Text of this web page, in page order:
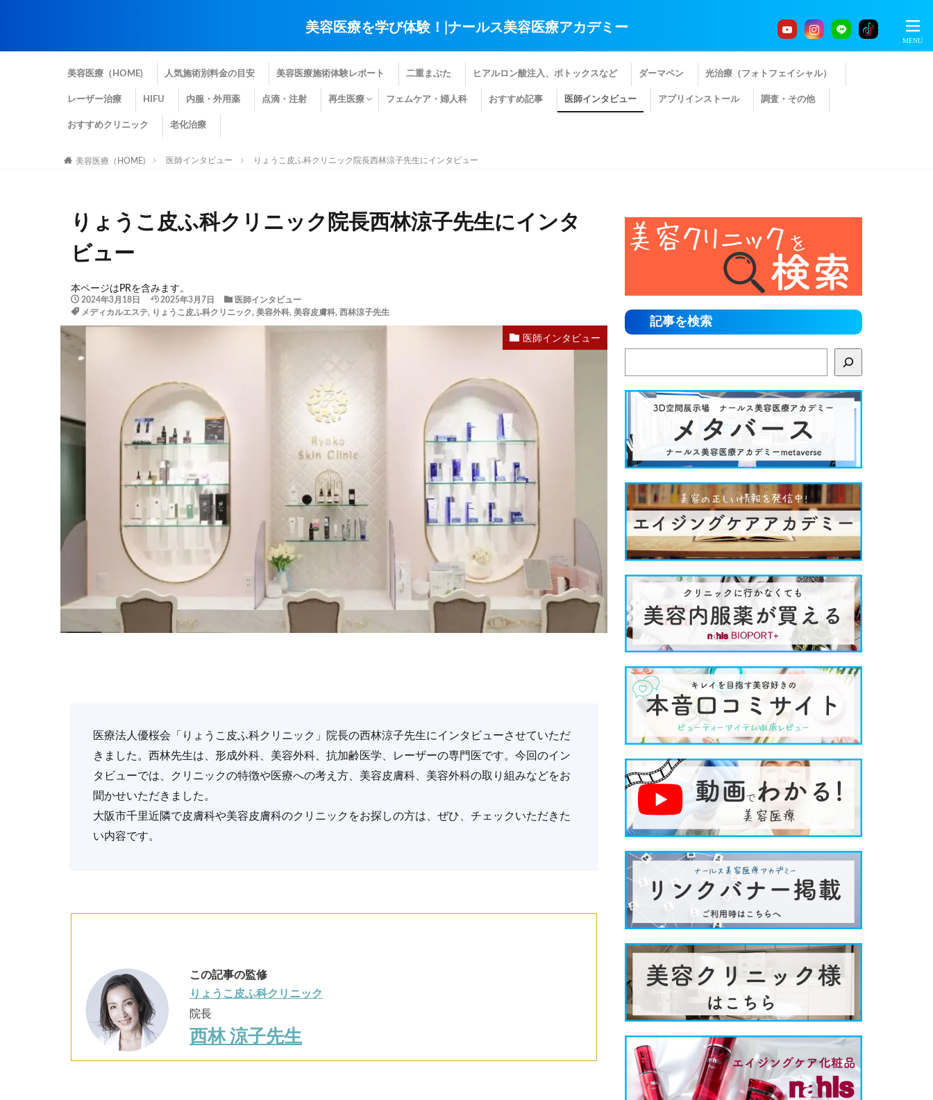
美容医療を学び体験！|ナールス美容医療アカデミー
美容医療（HOME) 人気施術別料金の目安 美容医療施術体験レポート 二重まぶた ヒアルロン酸注入、ボトックスなど ダーマペン 光治療（フォトフェイシャル）
レーザー治療 HIFU 内服・外用薬 点滴・注射 再生医療 フェムケア・婦人科 おすすめ記事 医師インタビュー アプリインストール 調査・その他
おすすめクリニック 老化治療
美容医療（HOME) 医師インタビュー りょうこ皮ふ科クリニック院長西林涼子先生にインタビュー
りょうこ皮ふ科クリニック院長西林涼子先生にインタ
ビュー
本ページはPRを含みます。
2024年3月18日 2025年3月7日
医師インタビュー
メディカルエステ, りょうこ皮ふ科クリニック, 美容外科, 美容皮膚科, 西林涼子先生
医師インタビュー
医療法人優桜会「りょうこ皮ふ科クリニック」院長の西林涼子先生にインタビューさせていただ
きました。西林先生は、形成外科、美容外科、抗加齢医学、レーザーの専門医です。今回のイン
タビューでは、クリニックの特徴や医療への考え方、美容皮膚科、美容外科の取り組みなどをお
聞かせいただきました。
大阪市千里近隣で皮膚科や美容皮膚科のクリニックをお探しの方は、ぜひ、チェックいただきた
い内容です。
この記事の監修
りょうこ皮ふ科クリニック
院長
西林 涼子先生
記事を検索